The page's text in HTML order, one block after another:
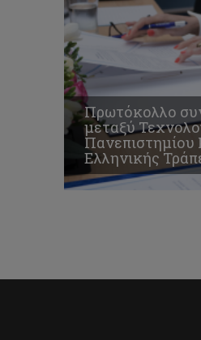
Πρωτόκολλο
μεταξύ
Πανεπιστημίου
Ελληνικής